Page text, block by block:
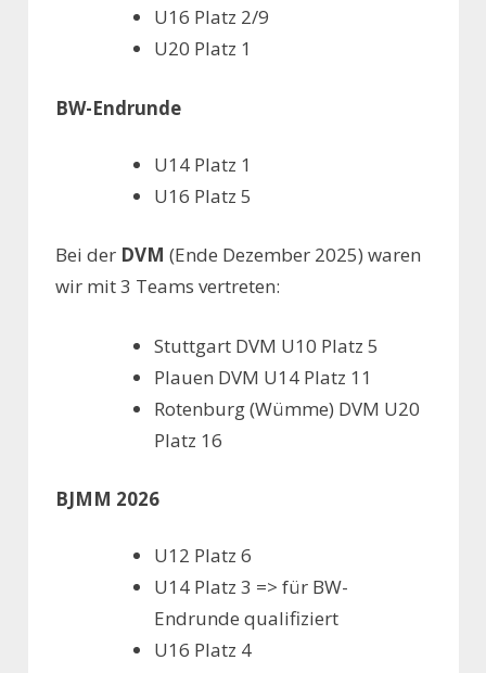
U16​ Platz 2/9
U20​ Platz 1
BW-Endrunde
U14​ Platz 1
U16​ Platz 5
Bei der DVM (Ende Dezember 2025) waren
wir mit 3 Teams vertreten:
Stuttgart​ DVM U10​ Platz 5
Plauen​​ DVM U14​ Platz 11
Rotenburg (Wümme)​ DVM U20​
Platz 16
BJMM 2026
U12​ Platz 6
U14​ Platz 3 => für BW-
Endrunde qualifiziert
U16​ Platz 4